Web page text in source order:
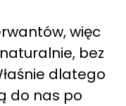
więc
bez
dlatego
do nas po